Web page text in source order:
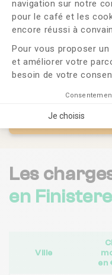
navigation sur notre
pour le café et les
encore réussi à
Pour vous proposer
et améliorer votre
besoin de votre
Je choisis
Accéder au
Les
en Finistere
Ville
en